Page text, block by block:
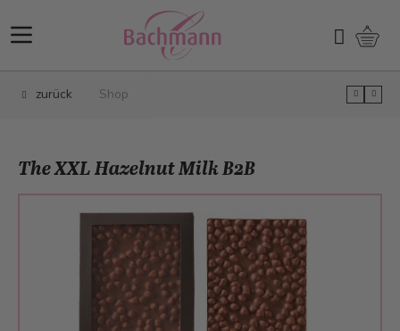
Suchen
zurück Shop
The XXL Hazelnut Milk B2B